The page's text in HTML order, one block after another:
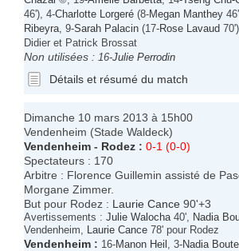
46'), 4-Charlotte Lorgeré (8-Megan Manthey
Ribeyra , 9-Sarah Palacin (17-Rose Lavaud
Didier et Patrick Brossat
Non utilisées : 16-Julie Perrodin
Détails et résumé du match
Dimanche 10 mars 2013 à 15h00
Vendenheim (Stade Waldeck)
Vendenheim - Rodez : 0-1 (0-0)
Spectateurs : 170
Arbitre : Florence Guillemin assisté de
Morgane Zimmer.
But pour Rodez : Laurie Cance 90'+3
Avertissements : Julie Walocha 40', Nadia
Vendenheim,
Laurie Cance 78' pour Rodez
Vendenheim : 16-Manon Heil , 3-Nadia